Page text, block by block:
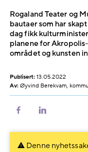
Rogaland Teater og
bautaer som har
dag fikk
planene for
området og kunsten
Publisert: 13.05.2022
Av: Øyvind Berekvam,
Del
Del
Denne